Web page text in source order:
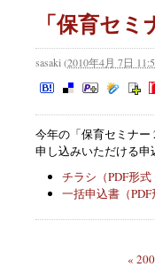
「保育セ
sasaki (2010年4月 7日
今年の「保育セミナ
申し込みいただける
チラシ（PDF形式
一括申込書（PDF
«